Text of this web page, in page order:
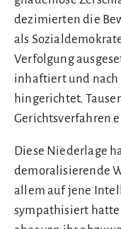
dezimierten die
als
Verfolgung
inhaftiert und nach
hingerichtet.
Gerichtsverfahren
Diese Niederlage
demoralisierende
allem auf jene
sympathisiert